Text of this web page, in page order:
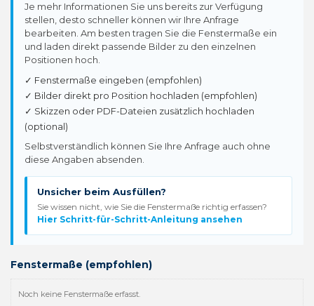
Je mehr Informationen Sie uns bereits zur Verfügung
stellen, desto schneller können wir Ihre Anfrage
bearbeiten. Am besten tragen Sie die Fenstermaße ein
und laden direkt passende Bilder zu den einzelnen
Positionen hoch.
✓ Fenstermaße eingeben (empfohlen)
✓ Bilder direkt pro Position hochladen (empfohlen)
✓ Skizzen oder PDF-Dateien zusätzlich hochladen
(optional)
Selbstverständlich können Sie Ihre Anfrage auch ohne
diese Angaben absenden.
Unsicher beim Ausfüllen?
Sie wissen nicht, wie Sie die Fenstermaße richtig erfassen?
Hier Schritt-für-Schritt-Anleitung ansehen
Fenstermaße (empfohlen)
Noch keine Fenstermaße erfasst.